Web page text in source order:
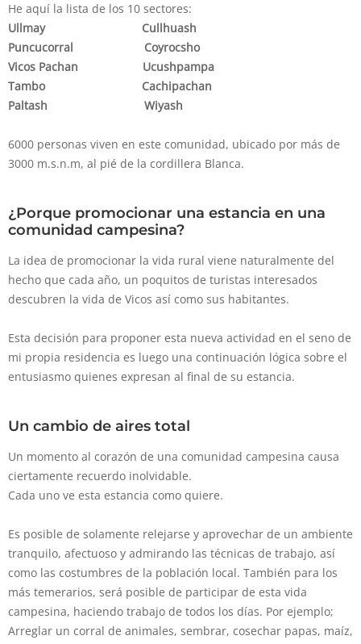
He aquí la lista de los 10 sectores:
Ullmay Cullhuash
Puncucorral Coyrocsho
Vicos Pachan Ucushpampa
Tambo Cachipachan
Paltash Wiyash
6000 personas viven en este comunidad, ubicado por más de
3000 m.s.n.m, al pié de la cordillera Blanca.
¿Porque promocionar una estancia en una
comunidad campesina?
La idea de promocionar la vida rural viene naturalmente del
hecho que cada año, un poquitos de turistas interesados
descubren la vida de Vicos así como sus habitantes.
Esta decisión para proponer esta nueva actividad en el seno de
mi propia residencia es luego una continuación lógica sobre el
entusiasmo quienes expresan al final de su estancia.
Un cambio de aires total
Un momento al corazón de una comunidad campesina causa
ciertamente recuerdo inolvidable.
Cada uno ve esta estancia como quiere.
Es posible de solamente relejarse y aprovechar de un ambiente
tranquilo, afectuoso y admirando las técnicas de trabajo, así
como las costumbres de la población local. También para los
más temerarios, será posible de participar de esta vida
campesina, haciendo trabajo de todos los días. Por ejemplo;
Arreglar un corral de animales, sembrar, cosechar papas, maíz,